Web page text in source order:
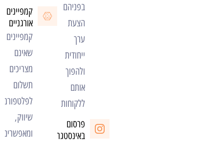
קמפיינים
אורגניים
קמפיינים
שאינם
מצריכים
תשלום
שיווק,
ומאפשרים
בפניהם
הצעת
ערך
ייחודית
ולהפוך
אותם
ללקוחות
פרסום
באינסטגרם